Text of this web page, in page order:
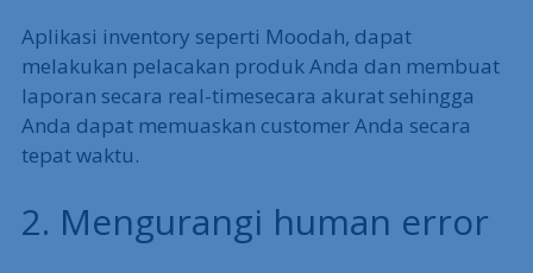
Aplikasi inventory seperti Moodah, dapat
melakukan pelacakan produk Anda dan membuat
laporan secara real-timesecara akurat sehingga
Anda dapat memuaskan customer Anda secara
tepat waktu.
2. Mengurangi human error